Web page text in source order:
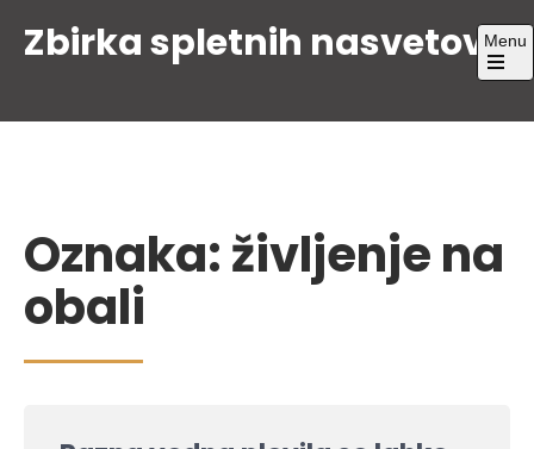
Zbirka spletnih nasvetovMenu
Open
main
Oznaka:življenje na
obali